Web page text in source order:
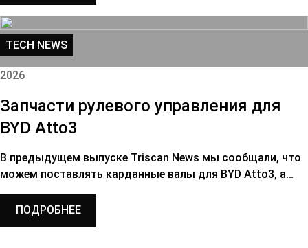
TECH NEWS
2026
Запчасти рулевого управления для
BYD Atto3
В предыдущем выпуске Triscan News мы сообщали, что
можем поставлять карданные валы для BYD Atto3, а…
ПОДРОБНЕЕ